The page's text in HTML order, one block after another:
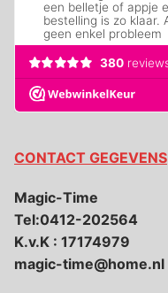
CONTACT GEGEVENS
Magic-Time
Tel:0412-202564
K.v.K : 17174979
magic-time@home.nl